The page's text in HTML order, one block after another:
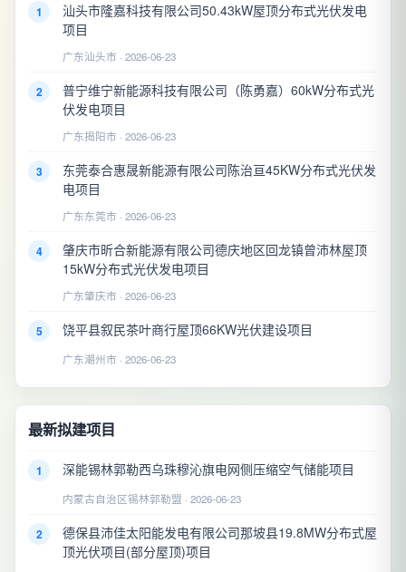
1
汕头市隆嘉科技有限公司50.43kW屋顶分布式光伏发电
项目
广东汕头市 · 2026-06-23
2
普宁维宁新能源科技有限公司（陈勇嘉）60kW分布式光
伏发电项目
广东揭阳市 · 2026-06-23
3
东莞泰合惠晟新能源有限公司陈治亘45KW分布式光伏发
电项目
广东东莞市 · 2026-06-23
4
肇庆市昕合新能源有限公司德庆地区回龙镇曾沛林屋顶
15kW分布式光伏发电项目
广东肇庆市 · 2026-06-23
5 饶平县叙民茶叶商行屋顶66KW光伏建设项目
广东潮州市 · 2026-06-23
最新拟建项目
1 深能锡林郭勒西乌珠穆沁旗电网侧压缩空气储能项目
内蒙古自治区锡林郭勒盟 · 2026-06-23
2
德保县沛佳太阳能发电有限公司那坡县19.8MW分布式屋
顶光伏项目(部分屋顶)项目